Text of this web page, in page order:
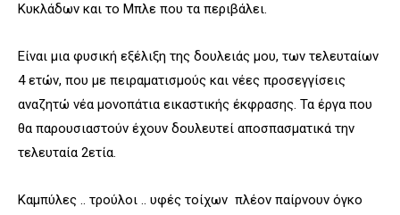
Κυκλάδων και το Μπλε που τα περιβάλει.
Είναι μια φυσική εξέλιξη της δουλειάς μου, των τελευταίων
4 ετών, που με πειραματισμούς και νέες προσεγγίσεις
αναζητώ νέα μονοπάτια εικαστικής έκφρασης. Τα έργα που
θα παρουσιαστούν έχουν δουλευτεί αποσπασματικά την
τελευταία 2ετία.
Καμπύλες .. τρούλοι .. υφές τοίχων πλέον παίρνουν όγκο